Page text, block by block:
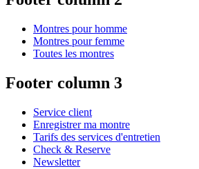
Montres pour homme
Montres pour femme
Toutes les montres
Footer column 3
Service client
Enregistrer ma montre
Tarifs des services d'entretien
Check & Reserve
Newsletter